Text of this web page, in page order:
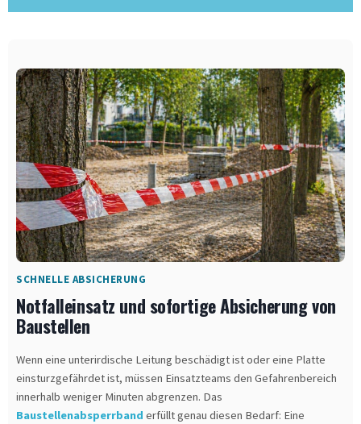
SCHNELLE ABSICHERUNG
Notfalleinsatz und sofortige Absicherung von
Baustellen
Wenn eine unterirdische Leitung beschädigt ist oder eine Platte
einsturzgefährdet ist, müssen Einsatzteams den Gefahrenbereich
innerhalb weniger Minuten abgrenzen. Das
Baustellenabsperrband erfüllt genau diesen Bedarf: Eine